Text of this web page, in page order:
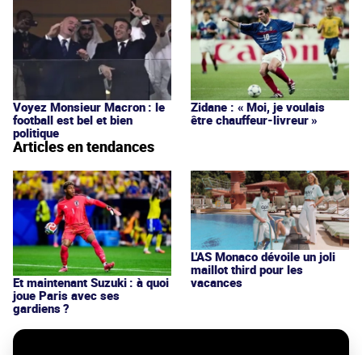
Voyez Monsieur Macron : le
football est bel et bien
politique
Zidane : « Moi, je voulais
être chauffeur-livreur »
Articles en tendances
Et maintenant Suzuki : à quoi
joue Paris avec ses
gardiens ?
L'AS Monaco dévoile un joli
maillot third pour les
vacances